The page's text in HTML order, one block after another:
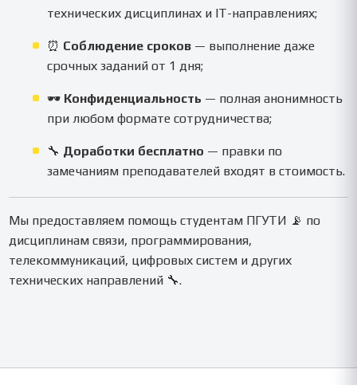
технических дисциплинах и IT-направлениях;
⏰ Соблюдение сроков — выполнение даже
срочных заданий от 1 дня;
🕶 Конфиденциальность — полная анонимность
при любом формате сотрудничества;
🔧 Доработки бесплатно — правки по
замечаниям преподавателей входят в стоимость.
Мы предоставляем помощь студентам ПГУТИ 📡 по
дисциплинам связи, программирования,
телекоммуникаций, цифровых систем и других
технических направлений 🔧.